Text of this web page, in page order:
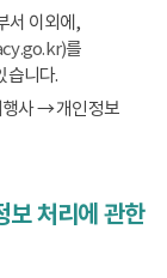
서 이외에,
를
습니다.
사 → 개인정보
처리에 관한